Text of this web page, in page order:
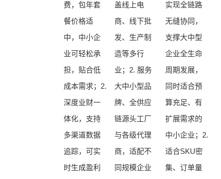
费，包年套
餐价格适
中，中小企
业可轻松承
担，贴合低
成本需求；2.
深度业财一
体化，支持
多渠道数据
追踪，可实
时生成盈利
盖线上电
商、线下批
发、生产制
造等多行
业；2. 服务
大中小型品
牌、全供应
链源头工厂
与各级代理
商，适配不
同规模企业
实现全链路
无缝协同，
支撑大中型
企业全生命
周期发展，
同时适合预
算充足、有
扩展需求的
中小企业；2.
适合SKU密
集、订单量